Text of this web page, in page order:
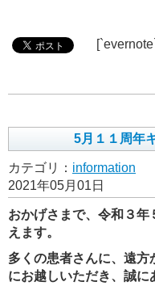
5月１１周年
カテゴリ： information
2021年05月01日
おかげさまで、令和３年
えます。
多くの患者さんに、遠方
にお越しいただき、誠に